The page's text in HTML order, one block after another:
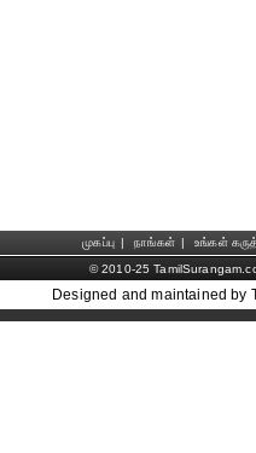
முகப்பு | நாங்கள் | உங்கள்
© 2010-25
Designed and maintained by